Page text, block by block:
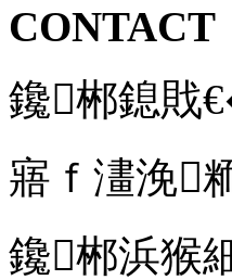
CONTACT
鑱郴鎴戝
寤ｆ澅浼
鑱郴浜猴